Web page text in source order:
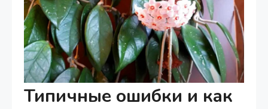
Типичные ошибки и как